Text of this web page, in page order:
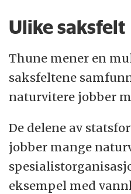
Ulike saksfelt
Thune mener en
saksfeltene
naturvitere jobber
De delene av
jobber mange
eksempel med